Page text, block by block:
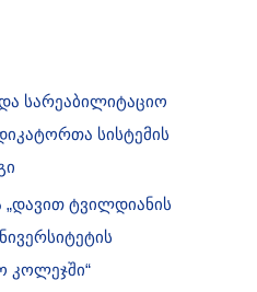
სარეაბილიტაციო
სისტემის
„დავით ტვილდიანის
კოლეჯში“